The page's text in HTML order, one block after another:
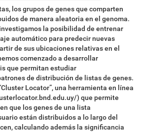
los grupos de genes que comparten
de manera aleatoria en el genoma.
la posibilidad de entrenar
automático para predecir nuevas
de sus ubicaciones relativas en el
comenzado a desarrollar
que permitan estudiar
de distribución de listas de genes.
Locator”, una herramienta en línea
) que permite
que los genes de una lista
están distribuidos a lo largo del
calculando además la significancia